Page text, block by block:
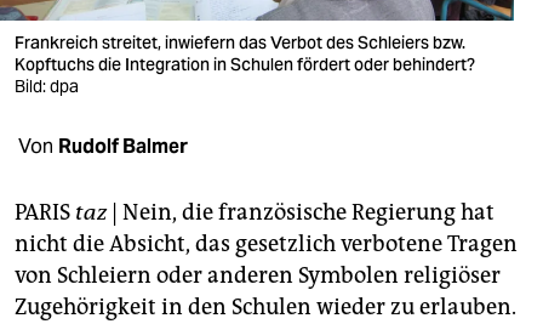
verlag
verlag
shop
fragen & hilfe
unterstützen
abo
Frankreich streitet, inwiefern das Verbot des Schleiers bzw.
Kopftuchs die Integration in Schulen fördert oder behindert?
Bild: dpa
Von Rudolf Balmer
PARIS taz| Nein, die französische Regierung hat
nicht die Absicht, das gesetzlich verbotene Tragen
von Schleiern oder anderen Symbolen religiöser
Zugehörigkeit in den Schulen wieder zu erlauben.